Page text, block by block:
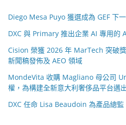
Diego Mesa Puyo 獲選成為 GEF 下
DXC 與 Primary 推出企業 AI 專用的
Cision 榮獲 2026 年 MarTech 突破
新聞稿發佈及 AEO 領域
MondeVita 收購 Magliano 母公司
權，為構建全新意大利奢侈品平台邁
DXC 任命 Lisa Beaudoin 為產品總